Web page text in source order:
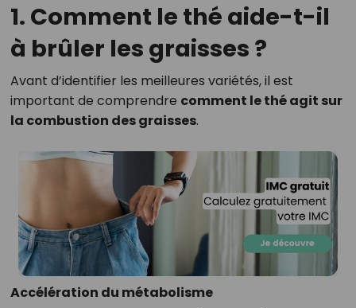
1. Comment le thé aide-t-il
à brûler les graisses ?
Avant d’identifier les meilleures variétés, il est
important de comprendre comment le thé agit sur
la combustion des graisses.
Accélération du métabolisme